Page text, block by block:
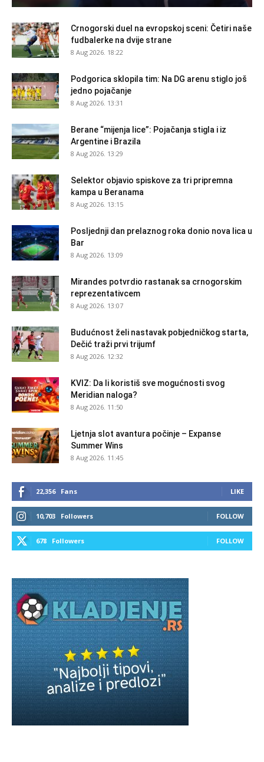
Crnogorski duel na evropskoj sceni: Četiri naše
fudbalerke na dvije strane
8 Aug 2026. 18:22
Podgorica sklopila tim: Na DG arenu stiglo još
jedno pojačanje
8 Aug 2026. 13:31
Berane “mijenja lice”: Pojačanja stigla i iz
Argentine i Brazila
8 Aug 2026. 13:29
Selektor objavio spiskove za tri pripremna
kampa u Beranama
8 Aug 2026. 13:15
Posljednji dan prelaznog roka donio nova lica u
Bar
8 Aug 2026. 13:09
Mirandes potvrdio rastanak sa crnogorskim
reprezentativcem
8 Aug 2026. 13:07
Budućnost želi nastavak pobjedničkog starta,
Dečić traži prvi trijumf
8 Aug 2026. 12:32
KVIZ: Da li koristiš sve mogućnosti svog
Meridian naloga?
8 Aug 2026. 11:50
Ljetnja slot avantura počinje – Expanse
Summer Wins
8 Aug 2026. 11:45
22,356 Fans LIKE
10,703 Followers FOLLOW
678 Followers FOLLOW